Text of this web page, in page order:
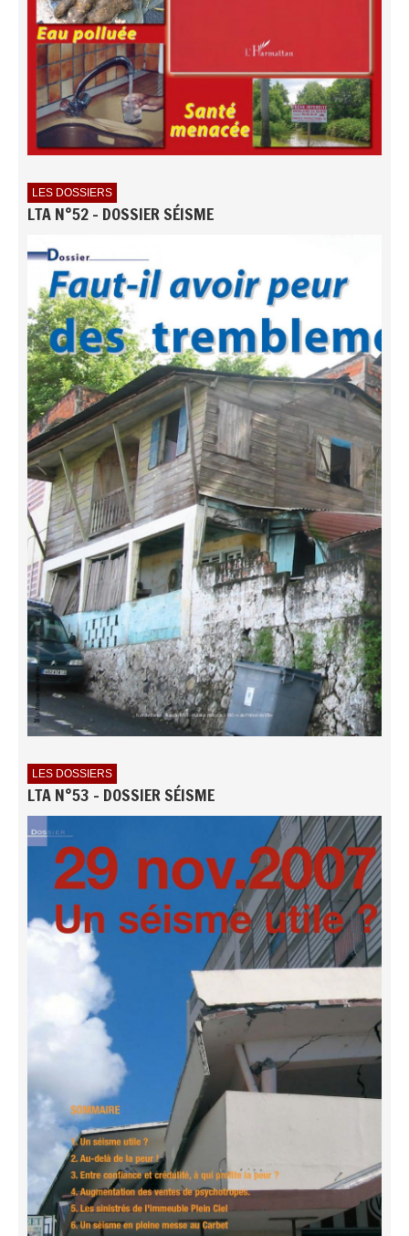
LES DOSSIERS
LTA N°52 - DOSSIER SÉISME
LES DOSSIERS
LTA N°53 - DOSSIER SÉISME